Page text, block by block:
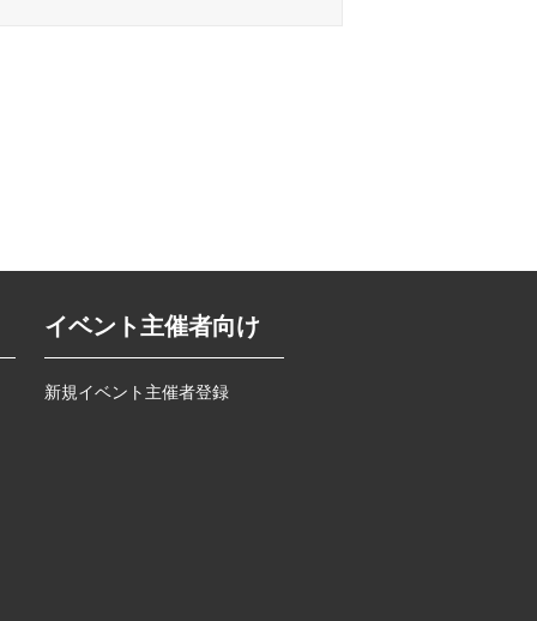
イベント主催者向け
新規イベント主催者登録